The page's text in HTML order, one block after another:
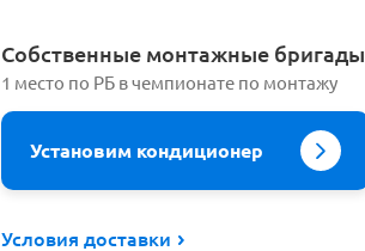
Cобственные монтажные бригады
1 место по РБ в чемпионате по монтажу
Установим кондиционер
Условия доставки